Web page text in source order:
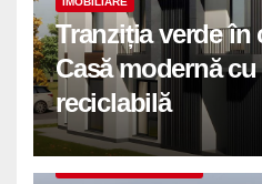
Tranziția verde
Casă modernă
reciclabilă